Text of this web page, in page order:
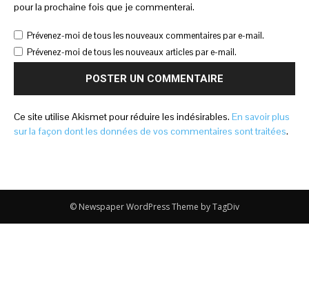
pour la prochaine fois que je commenterai.
Prévenez-moi de tous les nouveaux commentaires par e-mail.
Prévenez-moi de tous les nouveaux articles par e-mail.
Ce site utilise Akismet pour réduire les indésirables. En savoir plus
sur la façon dont les données de vos commentaires sont traitées.
© Newspaper WordPress Theme by TagDiv